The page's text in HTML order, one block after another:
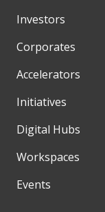
Investors
Corporates
Accelerators
Initiatives
Digital Hubs
Workspaces
Events